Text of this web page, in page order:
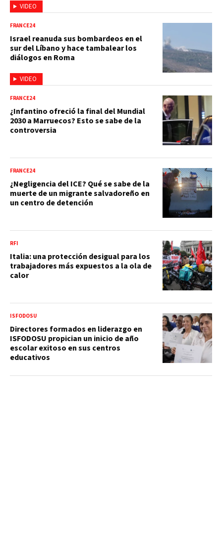
VIDEO
VIDEO
FRANCE24
Israel reanuda sus bombardeos en el
sur del Líbano y hace tambalear los
diálogos en Roma
FRANCE24
¿Infantino ofreció la final del Mundial
2030 a Marruecos? Esto se sabe de la
controversia
FRANCE24
¿Negligencia del ICE? Qué se sabe de la
muerte de un migrante salvadoreño en
un centro de detención
RFI
Italia: una protección desigual para los
trabajadores más expuestos a la ola de
calor
ISFODOSU
Directores formados en liderazgo en
ISFODOSU propician un inicio de año
escolar exitoso en sus centros
educativos